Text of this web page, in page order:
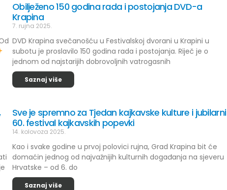
Obilježeno 150 godina rada i postojanja DVD-a
Krapina
7. rujna 2025.
DVD Krapina svečanošću u Festivalskoj dvorani u Krapini u
subotu je proslavilo 150 godina rada i postojanja. Riječ je o
jednom od najstarijih dobrovoljnih vatrogasnih
Saznaj više
Sve je spremno za Tjedan kajkavske kulture i jubilarni
60. festival kajkavskih popevki
14. kolovoza 2025.
Kao i svake godine u prvoj polovici rujna, Grad Krapina bit će
domaćin jednog od najvažnijih kulturnih događanja na sjeveru
Hrvatske – od 6. do
Saznaj više